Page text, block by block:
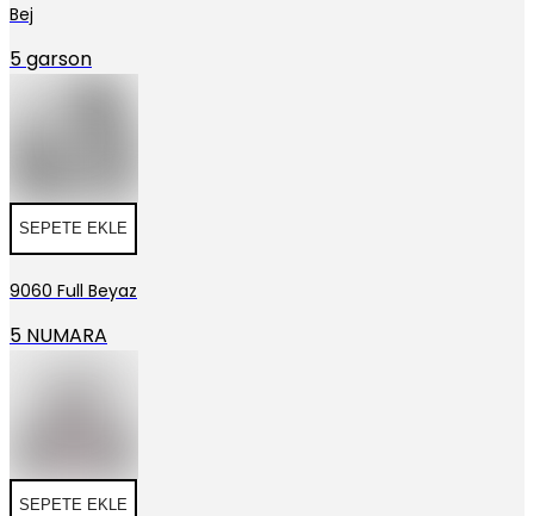
Bej
5 garson
SEPETE EKLE
9060 Full Beyaz
5 NUMARA
SEPETE EKLE